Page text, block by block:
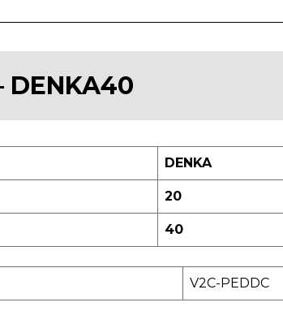
DENKA40
DENKA
20
40
V2C-PEDDC